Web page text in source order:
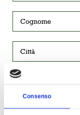
Consenso